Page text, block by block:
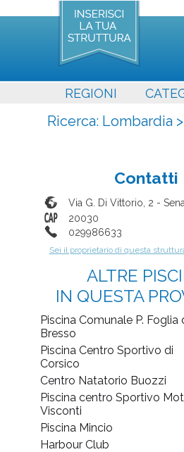
REGIONI
Ricerca: Lombardia >
Contatti
Via G. Di Vittorio, 2 -
20030
029986633
Sei il proprietario di questa
ALTRE
IN QUESTA
Piscina Comunale P. Foglia
Bresso
Piscina Centro Sportivo di
Corsico
Centro Natatorio Buozzi
Piscina centro Sportivo
Visconti
Piscina Mincio
Harbour Club